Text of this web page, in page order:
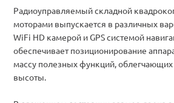
Радиоуправляемый складной
моторами выпускается в различных
WiFi HD камерой и GPS системой
обеспечивает позиционирование
массу полезных функций,
высоты.